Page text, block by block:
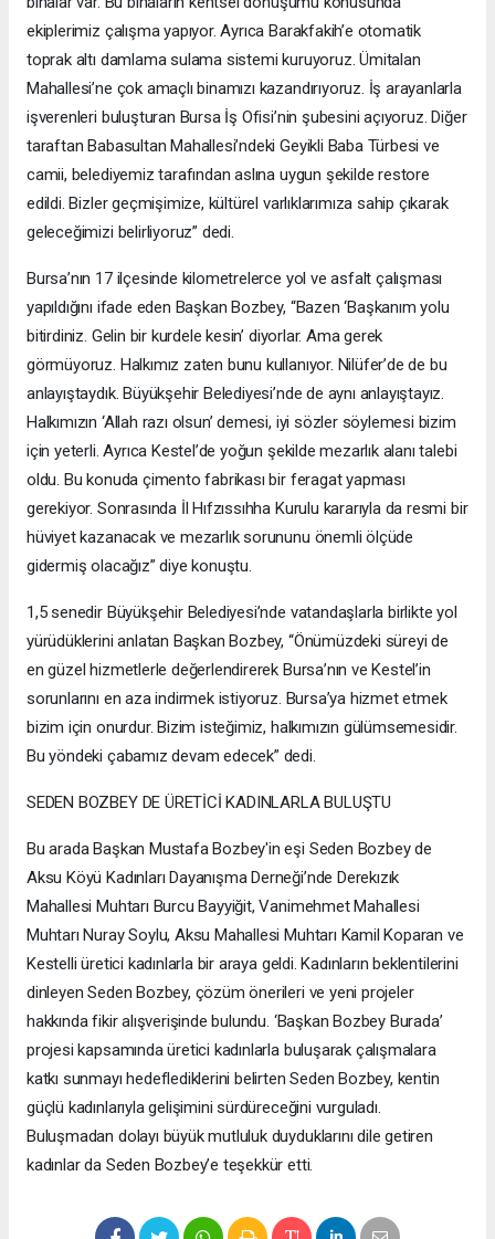
ekiplerimiz çalışma yapıyor. Ayrıca Barakfakih’e otomatik
toprak altı damlama sulama sistemi kuruyoruz. Ümitalan
Mahallesi’ne çok amaçlı binamızı kazandırıyoruz. İş arayanlarla
işverenleri buluşturan Bursa İş Ofisi’nin şubesini açıyoruz. Diğer
taraftan Babasultan Mahallesi’ndeki Geyikli Baba Türbesi ve
camii, belediyemiz tarafından aslına uygun şekilde restore
edildi. Bizler geçmişimize, kültürel varlıklarımıza sahip çıkarak
geleceğimizi belirliyoruz” dedi.
Bursa’nın 17 ilçesinde kilometrelerce yol ve asfalt çalışması
yapıldığını ifade eden Başkan Bozbey, “Bazen ‘Başkanım yolu
bitirdiniz. Gelin bir kurdele kesin’ diyorlar. Ama gerek
görmüyoruz. Halkımız zaten bunu kullanıyor. Nilüfer’de de bu
anlayıştaydık. Büyükşehir Belediyesi’nde de aynı anlayıştayız.
Halkımızın ‘Allah razı olsun’ demesi, iyi sözler söylemesi bizim
için yeterli. Ayrıca Kestel’de yoğun şekilde mezarlık alanı talebi
oldu. Bu konuda çimento fabrikası bir feragat yapması
gerekiyor. Sonrasında İl Hıfzıssıhha Kurulu kararıyla da resmi bir
hüviyet kazanacak ve mezarlık sorununu önemli ölçüde
gidermiş olacağız” diye konuştu.
1,5 senedir Büyükşehir Belediyesi’nde vatandaşlarla birlikte yol
yürüdüklerini anlatan Başkan Bozbey, “Önümüzdeki süreyi de
en güzel hizmetlerle değerlendirerek Bursa’nın ve Kestel’in
sorunlarını en aza indirmek istiyoruz. Bursa’ya hizmet etmek
bizim için onurdur. Bizim isteğimiz, halkımızın gülümsemesidir.
Bu yöndeki çabamız devam edecek” dedi.
SEDEN BOZBEY DE ÜRETİCİ KADINLARLA BULUŞTU
Bu arada Başkan Mustafa Bozbey'in eşi Seden Bozbey de
Aksu Köyü Kadınları Dayanışma Derneği’nde Derekızık
Mahallesi Muhtarı Burcu Bayyiğit, Vanimehmet Mahallesi
Muhtarı Nuray Soylu, Aksu Mahallesi Muhtarı Kamil Koparan ve
Kestelli üretici kadınlarla bir araya geldi. Kadınların beklentilerini
dinleyen Seden Bozbey, çözüm önerileri ve yeni projeler
hakkında fikir alışverişinde bulundu. ‘Başkan Bozbey Burada’
projesi kapsamında üretici kadınlarla buluşarak çalışmalara
katkı sunmayı hedeflediklerini belirten Seden Bozbey, kentin
güçlü kadınlarıyla gelişimini sürdüreceğini vurguladı.
Buluşmadan dolayı büyük mutluluk duyduklarını dile getiren
kadınlar da Seden Bozbey’e teşekkür etti.